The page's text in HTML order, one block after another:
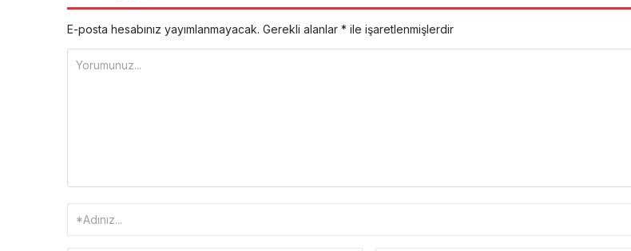
E-posta hesabınız yayımlanmayacak. Gerekli alanlar * ile işaretlenmişlerdir